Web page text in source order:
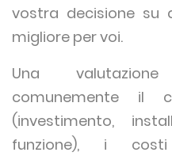
vostra decisione su
migliore per voi.
Una
comunemente il
(investimento,
funzione), i